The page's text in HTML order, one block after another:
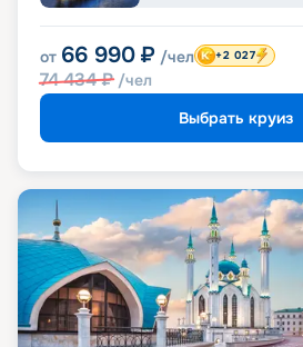
от 66 990 ₽ /чел
74 434₽ /чел
+2 027
Выбрать круиз